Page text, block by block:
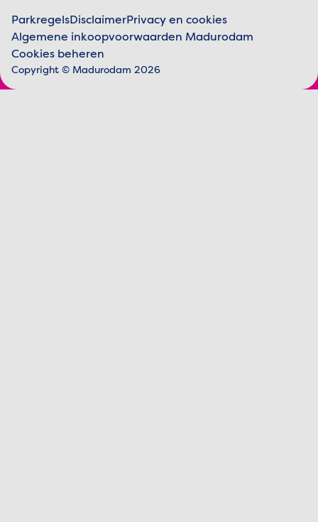
Juridische informatie
ParkregelsDisclaimerPrivacy en cookies
Algemene inkoopvoorwaarden Madurodam
Cookies beheren
Copyright © Madurodam 2026